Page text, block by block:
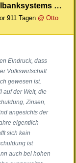
…
911 Tagen @ Otto
Eindruck, dass
Volkswirtschaft
gewesen ist.
auf der Welt, die
Zinsen,
angesichts der
eigentlich
sich kein
ist
auch bei hohen